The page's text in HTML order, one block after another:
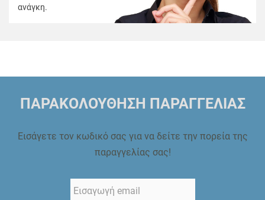
ανάγκη.
ΠΑΡΑΚΟΛΟΥΘΗΣΗ ΠΑΡΑΓΓΕΛΙΑΣ
Εισάγετε τον κωδικό σας για να δείτε την πορεία της
παραγγελίας σας!